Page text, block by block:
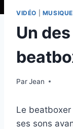
VIDÉO MUSIQUE
Un
ParJean
25 octobre 2025
Le
ses sons